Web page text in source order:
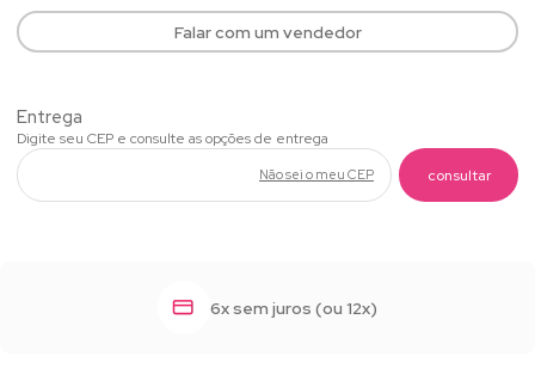
Falar com um vendedor
Não sei o meu CEP
6x sem juros (ou 12x)